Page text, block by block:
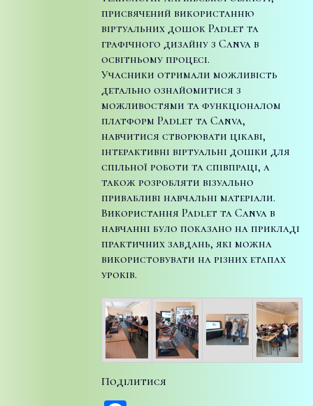
присвячений використанню
віртуальних дошок Padlet та
графічного дизайну з Canva в
освітньому процесі.
Учасники отримали можливість
детально ознайомитися з
можливостями та функціоналом
платформ Padlet та Canva,
навчитися створювати цікаві,
інтерактивні віртуальні дошки для
спільної роботи та співпраці, а
також розробляти візуально
привабливі навчальні матеріали.
Використання Padlet та Canva в
навчанні було показано на прикладі
практичних завдань, які можна
використовувати на різних етапах
уроків.
Поділитися